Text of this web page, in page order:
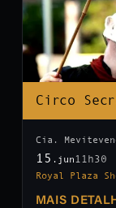
Circo
Cia.
15 .jun 11h30
Royal Plaza
MAIS